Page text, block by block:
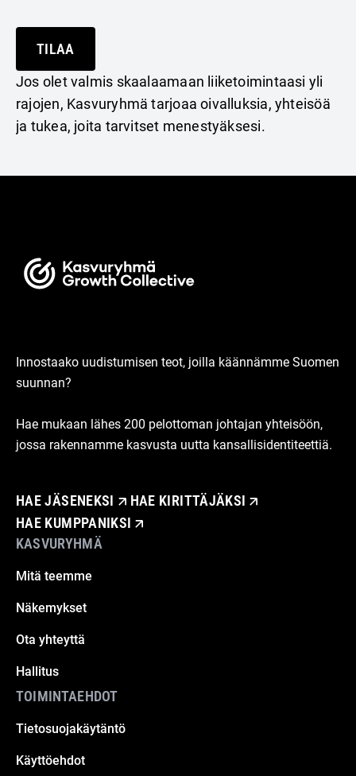
TILAA
Jos olet valmis skaalaamaan liiketoimintaasi yli
rajojen, Kasvuryhmä tarjoaa oivalluksia, yhteisöä
ja tukea, joita tarvitset menestyäksesi.
Innostaako uudistumisen teot, joilla käännämme Suomen
suunnan?
Hae mukaan lähes 200 pelottoman johtajan yhteisöön,
jossa rakennamme kasvusta uutta kansallisidentiteettiä.
HAE JÄSENEKSI
HAE KIRITTÄJÄKSI
HAE KUMPPANIKSI
KASVURYHMÄ
Mitä teemme
Näkemykset
Ota yhteyttä
Hallitus
TOIMINTAEHDOT
Tietosuojakäytäntö
Käyttöehdot